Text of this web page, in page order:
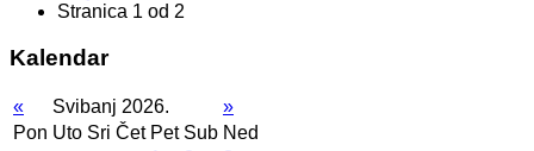
Stranica 1 od 2
Kalendar
« Svibanj 2026.
»
Pon Uto Sri Čet Pet Sub Ned